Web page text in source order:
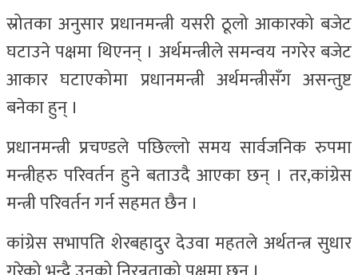
स्रोतका अनुसार प्रधानमन्त्री यसरी ठूलो आकारको बजेट
घटाउने पक्षमा थिएनन् । अर्थमन्त्रीले समन्वय नगरेर बजेट
आकार घटाएकोमा प्रधानमन्त्री अर्थमन्त्रीसँग असन्तुष्ट
बनेका हुन् ।
प्रधानमन्त्री प्रचण्डले पछिल्लो समय सार्वजनिक रुपमा
मन्त्रीहरु परिवर्तन हुने बताउदै आएका छन् । तर,कांग्रेस
मन्त्री परिवर्तन गर्न सहमत छैन ।
कांग्रेस सभापति शेरबहादुर देउवा महतले अर्थतन्त्र सुधार